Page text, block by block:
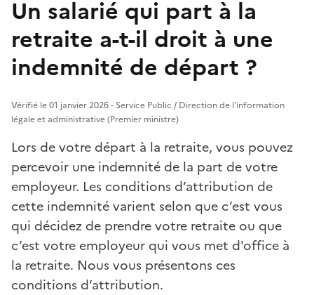
Un salarié qui part à la
retraite a-t-il droit à une
indemnité de départ ?
Vérifié le 01 janvier 2026 - Service Public / Direction de l'information
légale et administrative (Premier ministre)
Lors de votre départ à la retraite, vous pouvez
percevoir une indemnité de la part de votre
employeur. Les conditions d’attribution de
cette indemnité varient selon que c’est vous
qui décidez de prendre votre retraite ou que
c’est votre employeur qui vous met d'office à
la retraite. Nous vous présentons ces
conditions d’attribution.